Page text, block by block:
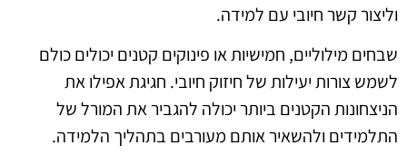
וליצור קשר חיובי עם למידה.
שבחים מילוליים, חמישיות או פינוקים קטנים יכולים כולם
לשמש צורות יעילות של חיזוק חיובי. חגיגת אפילו את
הניצחונות הקטנים ביותר יכולה להגביר את המורל של
התלמידים ולהשאיר אותם מעורבים בתהליך הלמידה.